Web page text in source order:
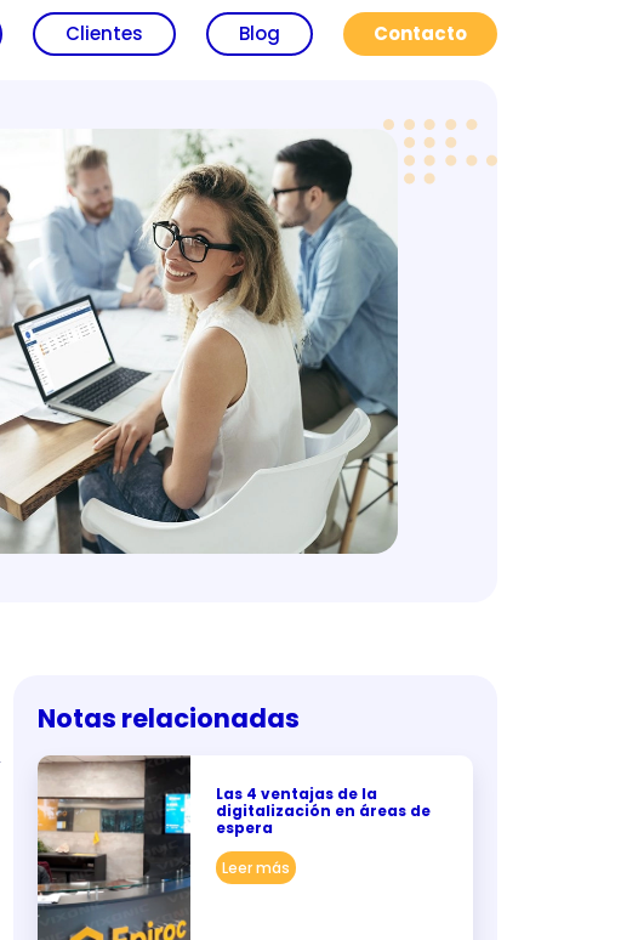
Clientes Blog Contacto
Notas relacionadas
Las 4 ventajas de la
digitalización en áreas de
espera
Leer más